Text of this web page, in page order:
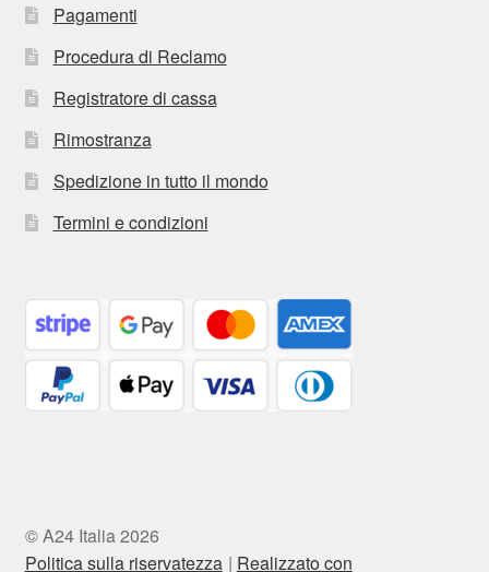
Pagamenti
Procedura di Reclamo
Registratore di cassa
Rimostranza
Spedizione in tutto il mondo
Termini e condizioni
© A24 Italia 2026
Politica sulla riservatezza
Realizzato con